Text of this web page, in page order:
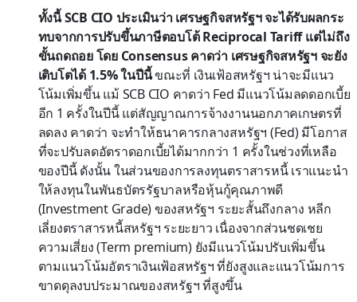
ทั้งนี้ SCB CIO ประเมินว่า เศรษฐกิจสหรัฐฯ จะได้รับผลกระ
ทบจากการปรับขึ้นภาษีตอบโต้ Reciprocal Tariff แต่ไม่ถึง
ขั้นถดถอย โดย Consensus คาดว่า เศรษฐกิจสหรัฐฯ จะยัง
เติบโตได้ 1.5% ในปีนี้ขณะที่ เงินเฟ้อสหรัฐฯ น่าจะมีแนว
โน้มเพิ่มขึ้น แม้ SCB CIO คาดว่า Fed มีแนวโน้มลดดอกเบี้ย
อีก 1 ครั้งในปีนี้ แต่สัญญาณการจ้างงานนอกภาคเกษตรที่
ลดลง คาดว่า จะทำให้ธนาคารกลางสหรัฐฯ (Fed) มีโอกาส
ที่จะปรับลดอัตราดอกเบี้ยได้มากกว่า 1 ครั้งในช่วงที่เหลือ
ของปีนี้ ดังนั้น ในส่วนของการลงทุนตราสารหนี้ เราแนะนำ
ให้ลงทุนในพันธบัตรรัฐบาลหรือหุ้นกู้คุณภาพดี
(Investment Grade) ของสหรัฐฯ ระยะสั้นถึงกลาง หลีก
เลี่ยงตราสารหนี้สหรัฐฯ ระยะยาว เนื่องจากส่วนชดเชย
ความเสี่ยง (Term premium) ยังมีแนวโน้มปรับเพิ่มขึ้น
ตามแนวโน้มอัตราเงินเฟ้อสหรัฐฯ ที่ยังสูงและแนวโน้มการ
ขาดดุลงบประมาณของสหรัฐฯ ที่สูงขึ้น